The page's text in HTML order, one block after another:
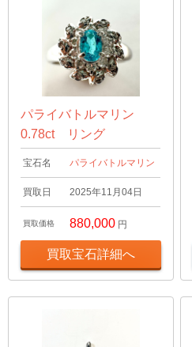
パライバトルマリン
0.78ct リング
宝石名 パライバトルマリン
買取日 2025年11月04日
買取価格 880,000 円
買取宝石詳細へ